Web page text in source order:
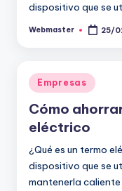
dispositivo que se
Publicado
Webmaster 25/
Publicado
en
Empresas
Cómo
eléctrico
¿Qué es un termo
dispositivo que se
mantenerla